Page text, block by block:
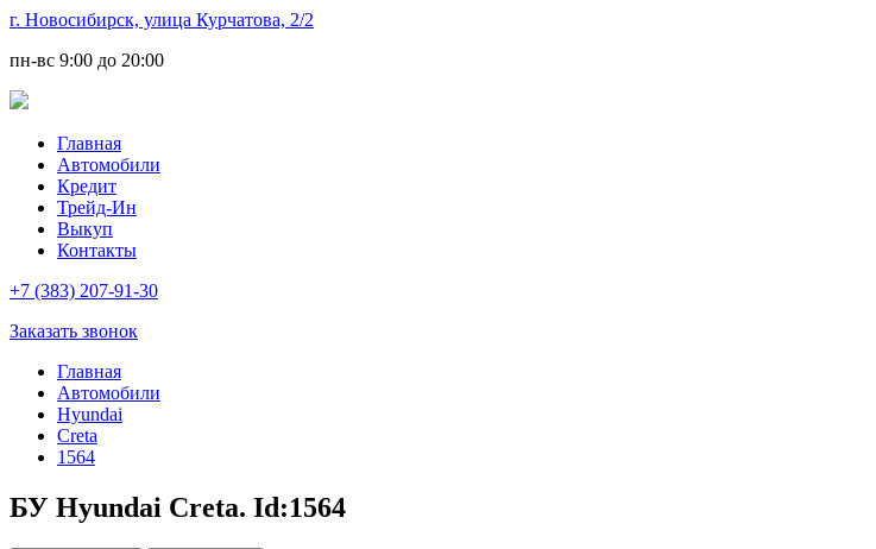
г. Новосибирск, улица Курчатова, 2/2
пн-вс 9:00 до 20:00
Главная
Автомобили
Кредит
Трейд-Ин
Выкуп
Контакты
+7 (383) 207-91-30
Заказать звонок
Главная
Автомобили
Hyundai
Creta
1564
БУ Hyundai Creta. Id:1564